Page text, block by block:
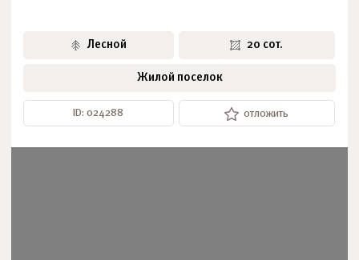
Лесной 20 сот.
Жилой поселок
ID: 024288 отложить